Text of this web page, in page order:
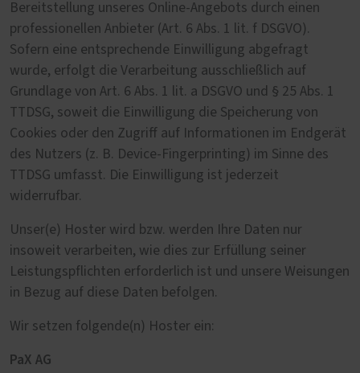
Bereitstellung unseres Online-Angebots durch einen
professionellen Anbieter (Art. 6 Abs. 1 lit. f DSGVO).
Sofern eine entsprechende Einwilligung abgefragt
wurde, erfolgt die Verarbeitung ausschließlich auf
Grundlage von Art. 6 Abs. 1 lit. a DSGVO und § 25 Abs. 1
TTDSG, soweit die Einwilligung die Speicherung von
Cookies oder den Zugriff auf Informationen im Endgerät
des Nutzers (z. B. Device-Fingerprinting) im Sinne des
TTDSG umfasst. Die Einwilligung ist jederzeit
widerrufbar.
Unser(e) Hoster wird bzw. werden Ihre Daten nur
insoweit verarbeiten, wie dies zur Erfüllung seiner
Leistungspflichten erforderlich ist und unsere Weisungen
in Bezug auf diese Daten befolgen.
Wir setzen folgende(n) Hoster ein:
PaX AG